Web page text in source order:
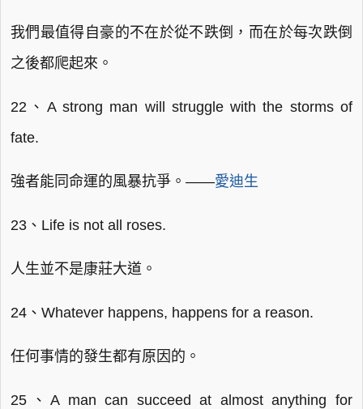
我們最值得自豪的不在於從不跌倒，而在於每次跌倒
之後都爬起來。
22、A strong man will struggle with the storms of
fate.
強者能同命運的風暴抗爭。——愛迪生
23、Life is not all roses.
人生並不是康莊大道。
24、Whatever happens, happens for a reason.
任何事情的發生都有原因的。
25、A man can succeed at almost anything for